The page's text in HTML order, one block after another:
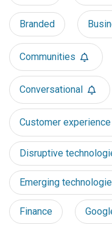
Branded
Communities
Conversational
Customer experience
Disruptive
Emerging
Finance